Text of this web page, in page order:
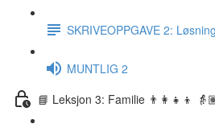
SKRIVEOPPGAVE 2:
MUNTLIG 2
📘 Leksjon 3: Familie 👨‍👩‍👧‍👦